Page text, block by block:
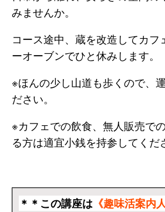
みませんか。
コース途中、蔵を改造してカフ
ーオーブンでひと休みします。
※ほんの少し山道も歩くので、
ださい。
※カフェでの飲食、無人販売で
る方は適宜小銭を持参してくだ
＊＊この講座は 《趣味活案内